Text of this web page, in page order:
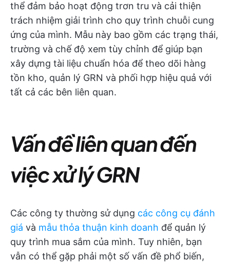
thể đảm bảo hoạt động trơn tru và cải thiện
trách nhiệm giải trình cho quy trình chuỗi cung
ứng của mình. Mẫu này bao gồm các trạng thái,
trường và chế độ xem tùy chỉnh để giúp bạn
xây dựng tài liệu chuẩn hóa để theo dõi hàng
tồn kho, quản lý GRN và phối hợp hiệu quả với
tất cả các bên liên quan.
Vấn đề liên quan đến
việc xử lý GRN
Các công ty thường sử dụng các công cụ đánh
giá và mẫu thỏa thuận kinh doanh để quản lý
quy trình mua sắm của mình. Tuy nhiên, bạn
vẫn có thể gặp phải một số vấn đề phổ biến,